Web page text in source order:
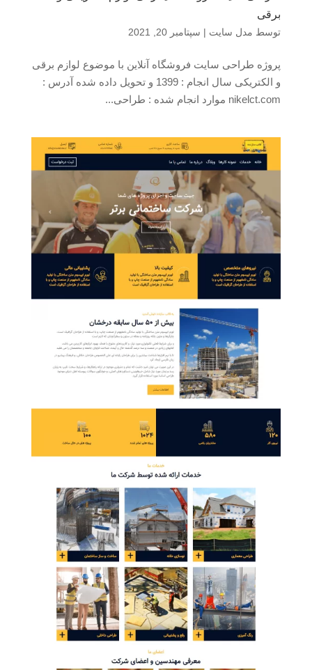
برقی
توسط مدل سایت | سپتامبر 20, 2021
پروژه طراحی سایت فروشگاه آنلاین با موضوع لوازم برقی
و الکتریکی سال انجام : 1399 و تحویل داده شده آدرس :
nikelct.com موارد انجام شده : طراحی...